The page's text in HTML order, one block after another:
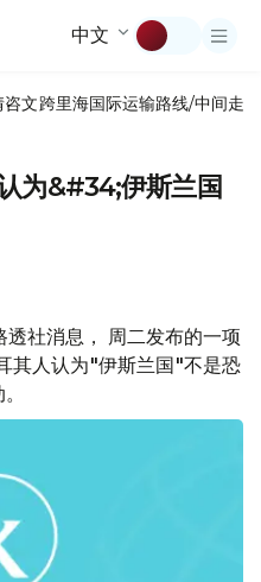
中文
咨文跨里海国际运输路线/中间走廊
为&#34;伊斯兰国
透社消息， 周二发布的一项
其人认为"伊斯兰国"不是恐